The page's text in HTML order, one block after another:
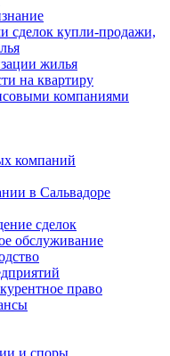
сделок купли-продажи,
жилья
на квартиру
компаниями
компаний
в Сальвадоре
сделок
обслуживание
право
и споры